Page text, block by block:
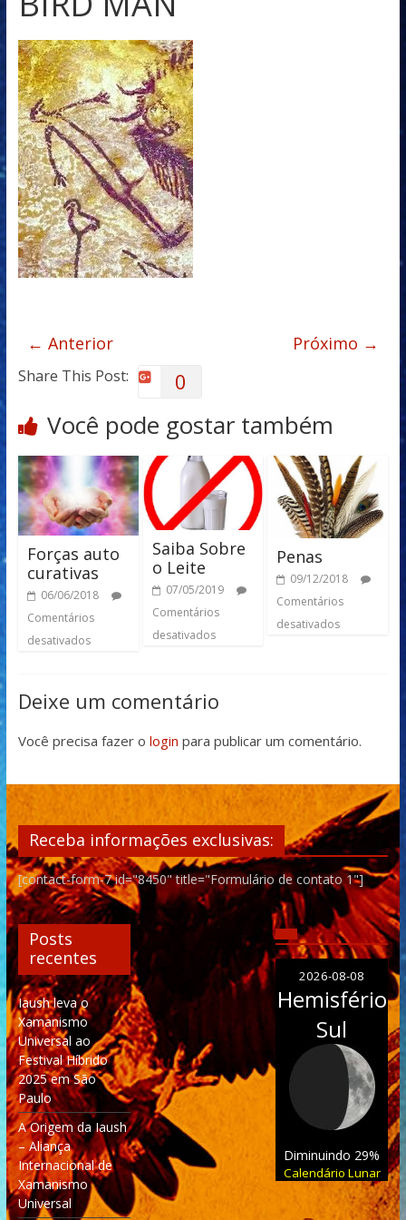
← Anterior Próximo →
Share This Post: 0
Você pode gostar também
Forças auto
curativas
06/06/2018
Comentários
desativados
Saiba Sobre
o Leite
07/05/2019
Comentários
desativados
Penas
09/12/2018
Comentários
desativados
Deixe um comentário
Você precisa fazer o login para publicar um comentário.
Receba informações exclusivas:
[contact-form-7 id="8450" title="Formulário de contato 1"]
Posts
recentes
Iaush leva o
Xamanismo
Universal ao
Festival Híbrido
2025 em São
Paulo
A Origem da Iaush
– Aliança
Internacional de
Xamanismo
Universal
2026-08-08
Hemisfério
Sul
Diminuindo 29%
Calendário Lunar